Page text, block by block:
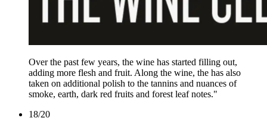
Over the past few years, the wine has started filling out,
adding more flesh and fruit. Along the wine, the has also
taken on additional polish to the tannins and nuances of
smoke, earth, dark red fruits and forest leaf notes."
18/20